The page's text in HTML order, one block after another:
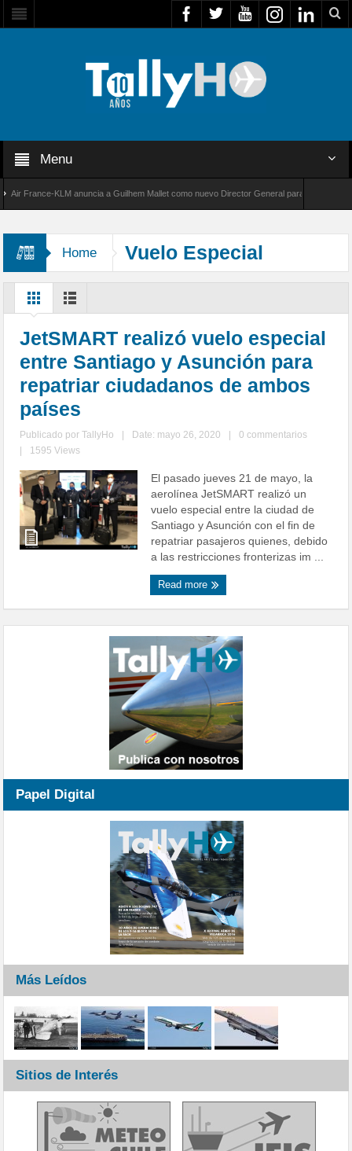
Menu
France-KLM anuncia a Guilhem Mallet como nuevo Director General para América Latina
Home Vuelo Especial
JetSMART realizó vuelo especial
entre Santiago y Asunción para
repatriar ciudadanos de ambos
países
Publicado porTallyHo Date: mayo 26, 2020
0 commentarios
1595 Views
El pasado jueves 21 de mayo, la
aerolínea JetSMART realizó un
vuelo especial entre la ciudad de
Santiago y Asunción con el fin de
repatriar pasajeros quienes, debido
a las restricciones fronterizas im ...
Read more
Papel Digital
Más Leídos
Sitios de Interés